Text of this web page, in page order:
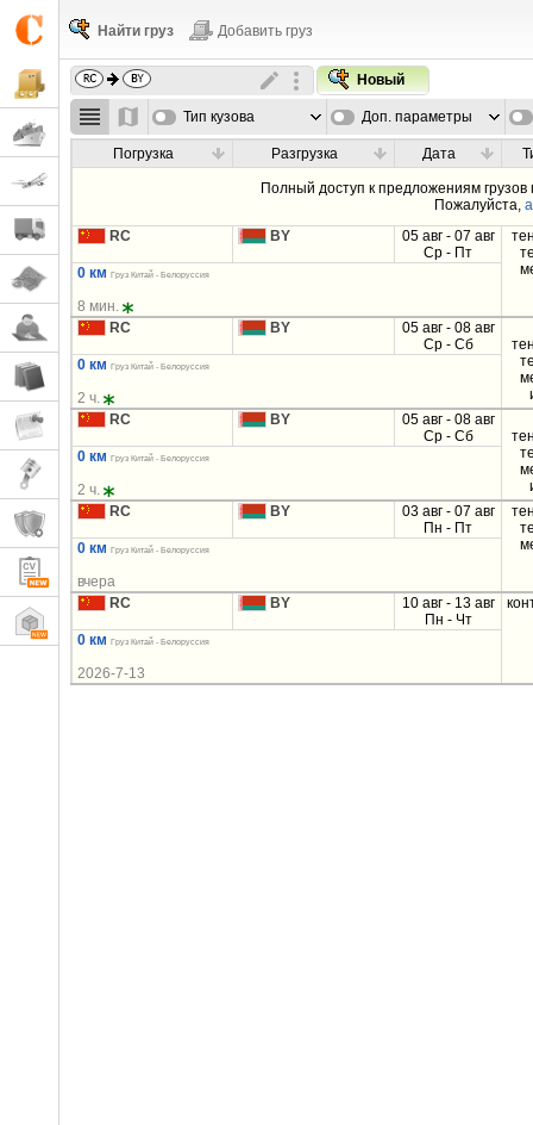
Найти груз Добавить груз
Новый
Тип кузова Доп. параметры
Погрузка Разгрузка Дата
Полный доступ к предложениям грузов
Пожалуйста,
RC
BY
05 авг - 07 авг
Ср - Пт
0 км Груз Китай - Белоруссия
8 мин.
RC
BY
05 авг - 08 авг
Ср - Сб
0 км Груз Китай - Белоруссия
2 ч.
RC
BY
05 авг - 08 авг
Ср - Сб
0 км Груз Китай - Белоруссия
2 ч.
RC
BY
03 авг - 07 авг
Пн - Пт
0 км Груз Китай - Белоруссия
вчера
RC
BY
10 авг - 13 авг
Пн - Чт
0 км Груз Китай - Белоруссия
2026-7-13